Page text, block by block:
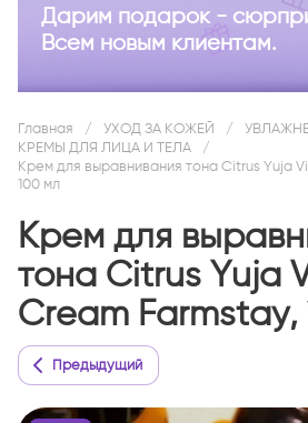
Дарим подарок -
Всем новым клиентам.
Главная / УХОД ЗА КОЖЕЙ /
КРЕМЫ ДЛЯ ЛИЦА И ТЕЛА
/
Крем для выравнивания тона Citrus Yuja
100 мл
Крем для
тона Citrus Yuja
Cream Farmstay,
Предыдущий